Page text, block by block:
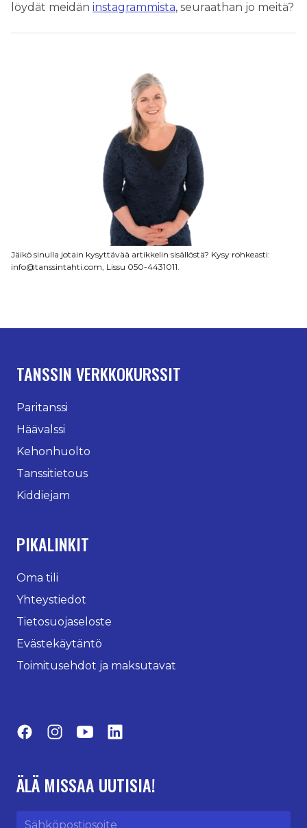
löydät meidän instagrammista, seuraathan jo meitä?
Jäikö sinulla jotain kysyttävää artikkelin sisällöstä? Kysy rohkeasti:
info@tanssintahti.com, Lissu 050-4431011.
TANSSIN VERKKOKURSSIT
Paritanssi
Häävalssi
Kehonhuolto
Tanssitietous
Kiddiejam
PIKALINKIT
Oma tili
Yhteystiedot
Tietosuojaseloste
Evästekäytäntö
Toimitusehdot ja maksutavat
FacebookInstagramYouTube
ÄLÄ MISSAA UUTISIA!
Sähköpostiosoite